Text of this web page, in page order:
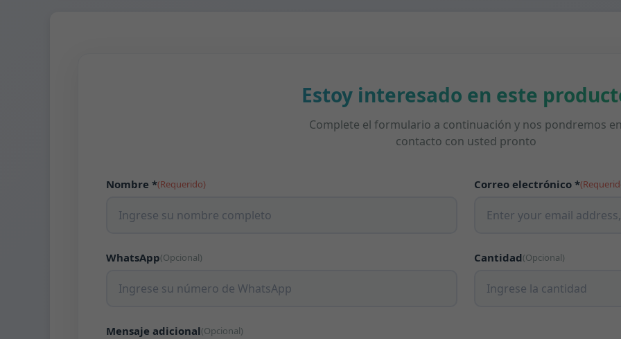
Estoy interesado en este
Complete el formulario a continuación y nos pondremos
contacto con usted pronto
Nombre *(Requerido) Correo electrónico *
WhatsApp(Opcional) Cantidad(Opcional)
Mensaje adicional(Opcional)